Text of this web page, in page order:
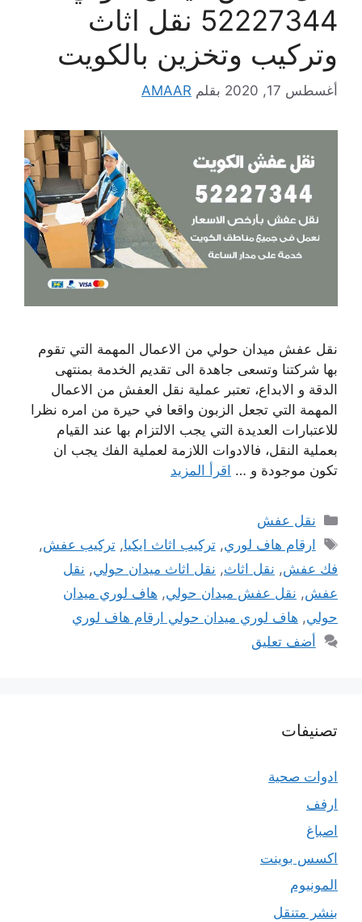
52227344 نقل اثاث
وتركيب وتخزين بالكويت
أغسطس 17, 2020 بقلم AMAAR
نقل عفش ميدان حولي من الاعمال المهمة التي تقوم
بها شركتنا وتسعى جاهدة الى تقديم الخدمة بمنتهى
الدقة و الابداع، تعتبر عملية نقل العفش من الاعمال
المهمة التي تجعل الزبون واقعا في حيرة من امره نظرا
للاعتبارات العديدة التي يجب الالتزام بها عند القيام
بعملية النقل، فالادوات اللازمة لعملية الفك يجب ان
تكون موجودة و … اقرأ المزيد
التصنيفات
نقل عفش
الوسوم
ارقام هاف لوري,تركيب اثاث ايكيا,تركيب عفش,
فك عفش, نقل اثاث, نقل اثاث ميدان حولي, نقل
عفش, نقل عفش ميدان حولي, هاف لوري ميدان
حولي, هاف لوري ميدان حولي ارقام هاف لوري
أضف تعليق
تصنيفات
ادوات صحية
ارفف
اصباغ
اكسس بوينت
المونيوم
بنشر متنقل